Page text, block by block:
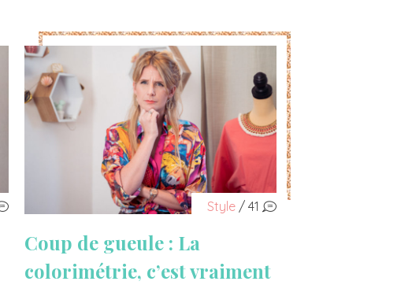
Style / 41
Coup de gueule : La
colorimétrie, c’est vraiment